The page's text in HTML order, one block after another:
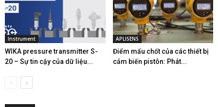
Instrument
WIKA pressure transmitter S-
20 – Sự tin cậy của dữ liệu...
APLISENS
Điểm mấu chốt của các thiết bị
cảm biến pistôn: Phát...